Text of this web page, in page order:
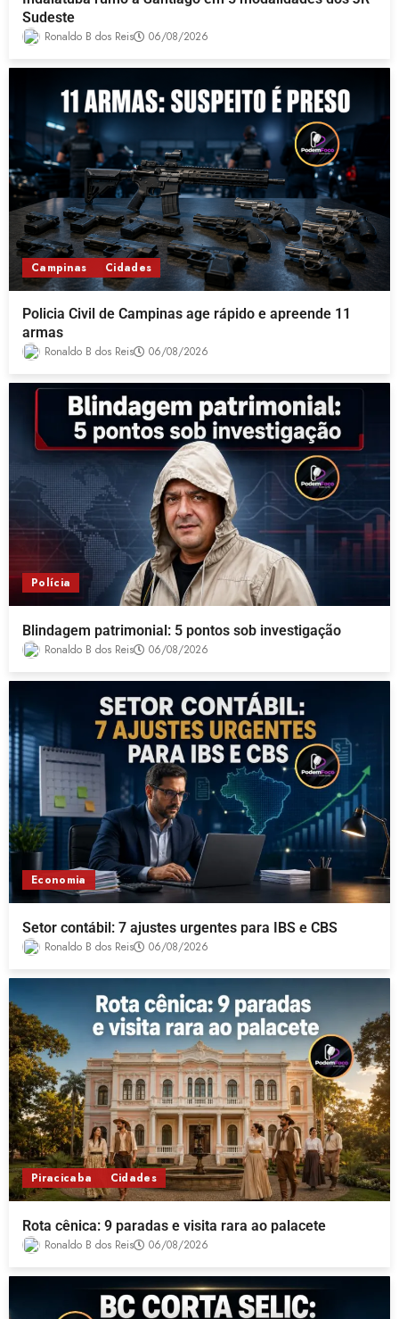
Sudeste
Ronaldo B dos Reis 06/08/2026
Campinas Cidades
Policia Civil de Campinas age rápido e apreende 11
armas
Ronaldo B dos Reis 06/08/2026
Polícia
Blindagem patrimonial: 5 pontos sob investigação
Ronaldo B dos Reis 06/08/2026
Economia
Setor contábil: 7 ajustes urgentes para IBS e CBS
Ronaldo B dos Reis 06/08/2026
Piracicaba Cidades
Rota cênica: 9 paradas e visita rara ao palacete
Ronaldo B dos Reis 06/08/2026